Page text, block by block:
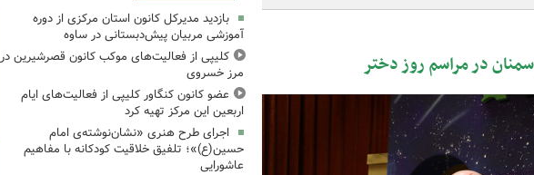
در مراسم روز دختر
بازدید مدیرکل کانون استان مرکزی از دوره
آموزشی مربیان پیش‌دبستانی در ساوه
کلیپی از فعالیت‌های موکب کانون قصرشیرین در
مرز خسروی
عضو کانون کنگاور کلیپی از فعالیت‌های ایام
اربعین این مرکز تهیه کرد
اجرای طرح هنری «نشان‌نوشته‌ی امام
حسین(ع)»؛ تلفیق خلاقیت کودکانه با مفاهیم
عاشورایی